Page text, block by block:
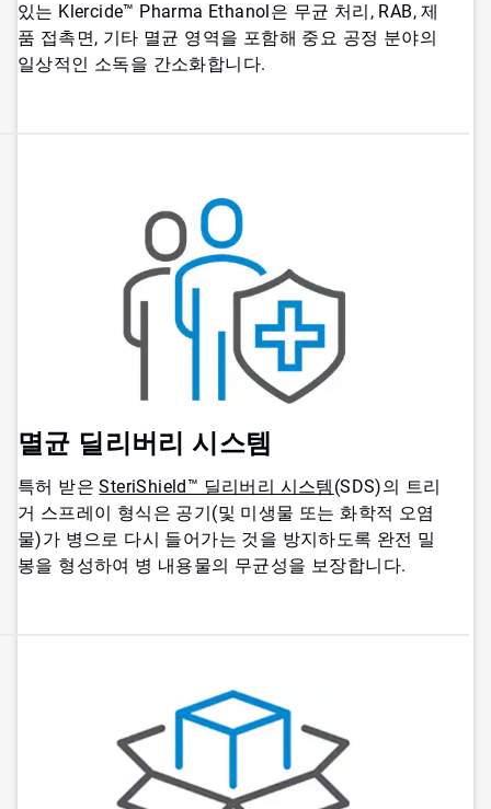
있는 Klercide™ Pharma Ethanol은 무균 처리, RAB, 제
품 접촉면, 기타 멸균 영역을 포함해 중요 공정 분야의
일상적인 소독을 간소화합니다.
멸균 딜리버리 시스템
특허 받은SteriShield™ 딜리버리 시스템 (SDS)의 트리
거 스프레이 형식은 공기(및 미생물 또는 화학적 오염
물)가 병으로 다시 들어가는 것을 방지하도록 완전 밀
봉을 형성하여 병 내용물의 무균성을 보장합니다.